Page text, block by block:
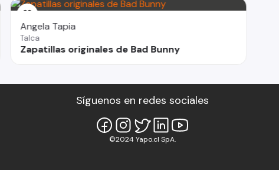
Angela Tapia
Talca
Zapatillas originales de Bad Bunny
Síguenos en redes sociales
©2024 Yapo.cl SpA.